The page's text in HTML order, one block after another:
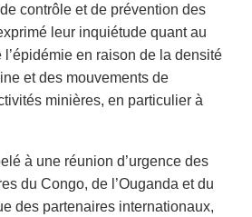
contrôle et de prévention des
leur inquiétude quant au
l’épidémie en raison de la densité
et des mouvements de
minières, en particulier à
à une réunion d’urgence des
du Congo, de l’Ouganda et du
des partenaires internationaux,